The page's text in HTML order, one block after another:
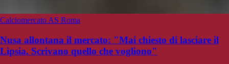
Calciomercato AS Roma
Nusa allontana il mercato: "Mai chiesto di lasciare il
Lipsia. Scrivano quello che vogliono"